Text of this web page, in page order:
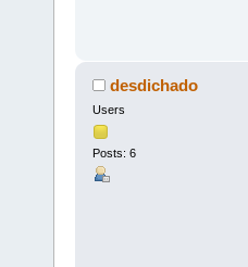
desdichado
Users
Posts: 6